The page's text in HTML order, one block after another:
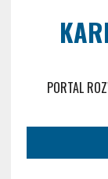
PORTAL